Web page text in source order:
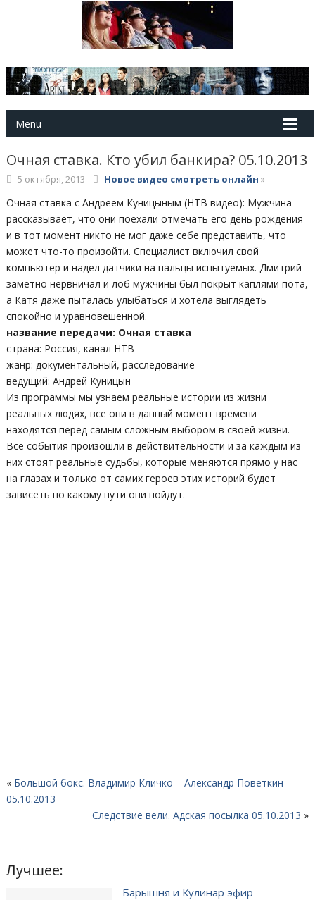
Menu
Очная ставка. Кто убил банкира? 05.10.2013
5 октября, 2013 Новое видео смотреть онлайн »
Очная ставка с Андреем Куницыным (НТВ видео): Мужчина
рассказывает, что они поехали отмечать его день рождения
и в тот момент никто не мог даже себе представить, что
может что-то произойти. Специалист включил свой
компьютер и надел датчики на пальцы испытуемых. Дмитрий
заметно нервничал и лоб мужчины был покрыт каплями пота,
а Катя даже пыталась улыбаться и хотела выглядеть
спокойно и уравновешенной.
название передачи: Очная ставка
страна: Россия, канал НТВ
жанр: документальный, расследование
ведущий: Андрей Куницын
Из программы мы узнаем реальные истории из жизни
реальных людях, все они в данный момент времени
находятся перед самым сложным выбором в своей жизни.
Все события произошли в действительности и за каждым из
них стоят реальные судьбы, которые меняются прямо у нас
на глазах и только от самих героев этих историй будет
зависеть по какому пути они пойдут.
« Большой бокс. Владимир Кличко – Александр Поветкин
05.10.2013
Следствие вели. Адская посылка 05.10.2013 »
Лучшее:
Барышня и Кулинар эфир